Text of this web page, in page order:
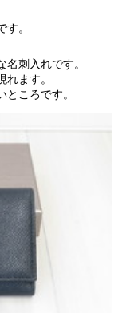
。
刺入れです。
ます。
ころです。